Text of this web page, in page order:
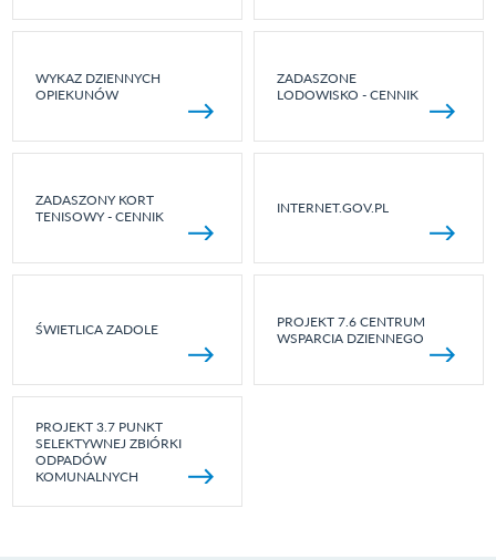
WYKAZ DZIENNYCH
OPIEKUNÓW
ZADASZONE
LODOWISKO - CENNIK
ZADASZONY KORT
TENISOWY - CENNIK
INTERNET.GOV.PL
ŚWIETLICA ZADOLE
PROJEKT 7.6 CENTRUM
WSPARCIA DZIENNEGO
PROJEKT 3.7 PUNKT
SELEKTYWNEJ ZBIÓRKI
ODPADÓW
KOMUNALNYCH